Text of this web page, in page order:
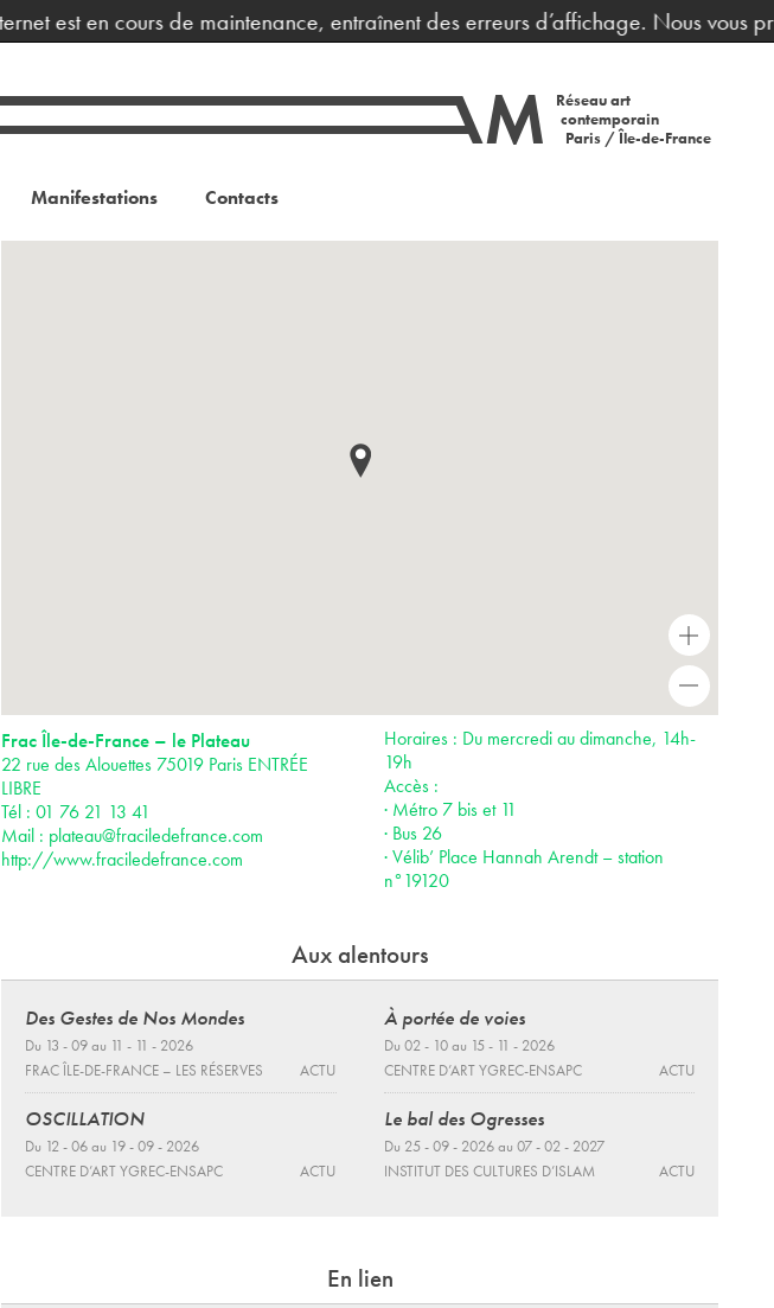
cours de maintenance, entraînent des erreurs d’affichage. Nous vous prions de
Réseau art
contemporain
Paris / Île-de-France
Manifestations Contacts
+
Frac Île-de-France – le Plateau
22 rue des Alouettes 75019 Paris ENTRÉE
LIBRE
Tél : 01 76 21 13 41
Mail : plateau@fraciledefrance.com
http://www.fraciledefrance.com
Horaires : Du mercredi au dimanche, 14h-
19h
Accès :
· Métro 7 bis et 11
· Bus 26
· Vélib’ Place Hannah Arendt – station
n°19120
Aux alentours
Des Gestes de Nos Mondes
Du 13 - 09 au 11 - 11 - 2026
FRAC ÎLE-DE-FRANCE – LES RÉSERVES
ACTU
OSCILLATION
Du 12 - 06 au 19 - 09 - 2026
CENTRE D’ART YGREC-ENSAPC
ACTU
À portée de voies
Du 02 - 10 au 15 - 11 - 2026
CENTRE D’ART YGREC-ENSAPC
ACTU
Le bal des Ogresses
Du 25 - 09 - 2026 au 07 - 02 - 2027
INSTITUT DES CULTURES D’ISLAM
ACTU
En lien